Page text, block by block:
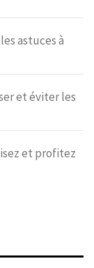
astuces à
et éviter les
et profitez